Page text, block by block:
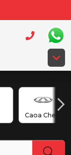
Caoa Chery